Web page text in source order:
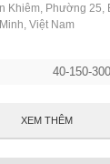
40-150-
Khiêm, Phường 25,
Việt Nam
XEM THÊM